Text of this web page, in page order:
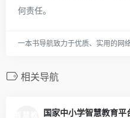
何责任。
一本书导航致力于优质、实用的网
相关导航
国家中小学智慧教育平